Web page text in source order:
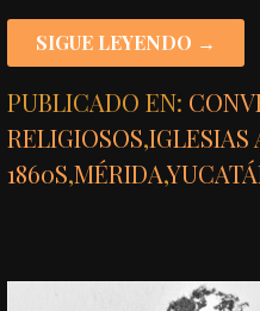
SIGUE LEYENDO →
PUBLICADO EN:
RELIGIOSOS,IGLESIAS
1860S,MÉRIDA,